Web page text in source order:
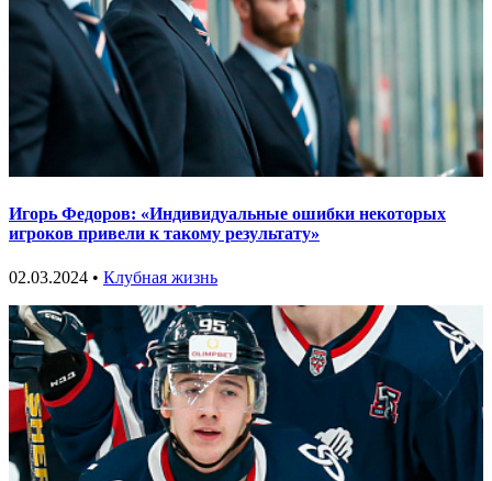
Игорь Федоров: «Индивидуальные ошибки некоторых
игроков привели к такому результату»
02.03.2024 • Клубная жизнь